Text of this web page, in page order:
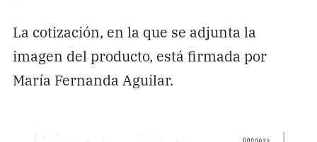
La cotización, en la que se adjunta la
imagen del producto, está firmada por
María Fernanda Aguilar.